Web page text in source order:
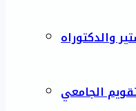
والدكتوراه
الجامعي